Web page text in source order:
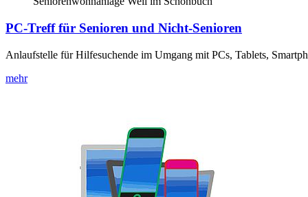
PC-Treff für Senioren und Nicht-Senioren
Anlaufstelle für Hilfesuchende im Umgang mit PCs, Tablets,
mehr